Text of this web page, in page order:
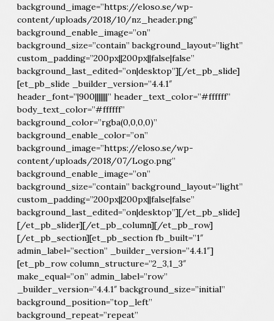
background_image=”https://eloso.se/wp-
content/uploads/2018/10/nz_header.png”
background_enable_image=”on”
background_size=”contain” background_layout=”light”
custom_padding=”200px||200px||false|false”
background_last_edited=”on|desktop”][/et_pb_slide]
[et_pb_slide _builder_version=”4.4.1″
header_font=”|900|||||||” header_text_color=”#ffffff”
body_text_color=”#ffffff”
background_color=”rgba(0,0,0,0)”
background_enable_color=”on”
background_image=”https://eloso.se/wp-
content/uploads/2018/07/Logo.png”
background_enable_image=”on”
background_size=”contain” background_layout=”light”
custom_padding=”200px||200px||false|false”
background_last_edited=”on|desktop”][/et_pb_slide]
[/et_pb_slider][/et_pb_column][/et_pb_row]
[/et_pb_section][et_pb_section fb_built=”1″
admin_label=”section” _builder_version=”4.4.1″]
[et_pb_row column_structure=”2_3,1_3″
make_equal=”on” admin_label=”row”
_builder_version=”4.4.1″ background_size=”initial”
background_position=”top_left”
background_repeat=”repeat”